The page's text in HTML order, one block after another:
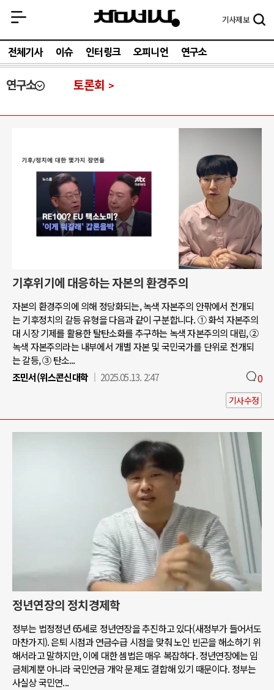
기사제보
전체기사 이슈 인터링크 오피니언 연구소
연구소 토론회
기후위기에 대응하는 자본의 환경주의
자본의 환경주의에 의해 정당화되는, 녹색 자본주의 안팎에서 전개되
는 기후정치의 갈등 유형을 다음과 같이 구분합니다. ① 화석 자본주의
대 시장 기제를 활용한 탈탄소화를 추구하는 녹색 자본주의의 대립, ②
녹색 자본주의라는 내부에서 개별 자본 및 국민국가를 단위로 전개되
는 갈등, ③ 탄소...
조민서(위스콘신대학
2025.05.13. 2:47 0
기사수정
정년연장의 정치경제학
정부는 법정정년 65세로 정년연장을 추진하고 있다(새정부가 들어서도
마찬가지). 은퇴 시점과 연금수급 시점을 맞춰 노인 빈곤을 해소하기 위
해서라고 말하지만, 이에 대한 셈법은 매우 복잡하다. 정년연장에는 임
금체계뿐 아니라 국민연금 개악 문제도 결합해 있기 때문이다. 정부는
사실상 국민연...